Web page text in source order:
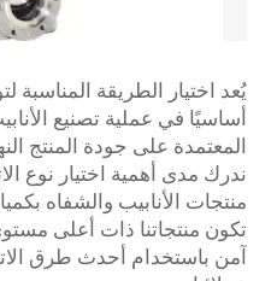
يُعد اختيار الطريقة المناسبة
أساسيًا في عملية تصنيع
المعتمدة على جودة المنتج
ندرك مدى أهمية اختيار نوع
منتجات الأنابيب والشفاه
تكون منتجاتنا ذات أعلى
آمن باستخدام أحدث طرق